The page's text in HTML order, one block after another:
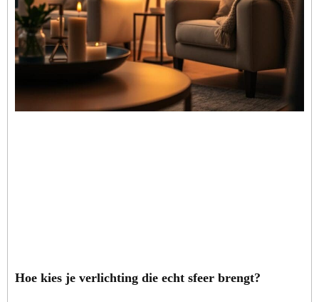
Hoe kies je verlichting die echt sfeer brengt?